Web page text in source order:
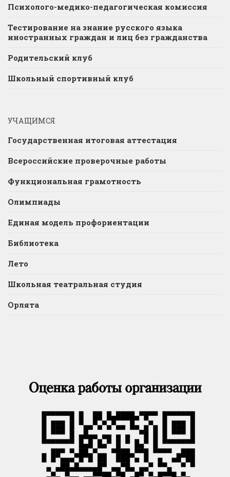
Психолого-медико-педагогическая комиссия
Тестирование на знание русского языка
иностранных граждан и лиц без гражданства
Родительский клуб
Школьный спортивный клуб
УЧАЩИМСЯ
Государственная итоговая аттестация
Всероссийские проверочные работы
Функциональная грамотность
Олимпиады
Единая модель профориентации
Библиотека
Лето
Школьная театральная студия
Орлята